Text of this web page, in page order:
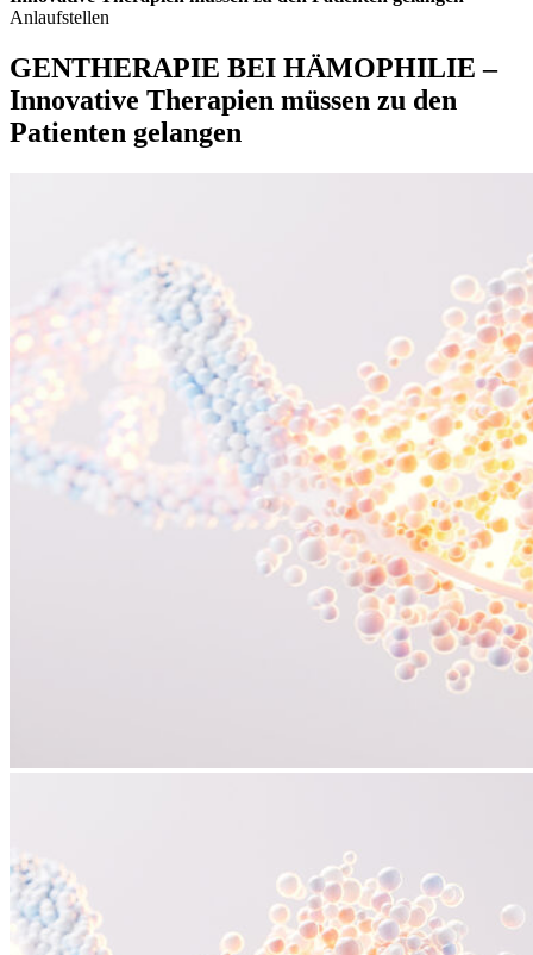
Anlaufstellen
GENTHERAPIE BEI HÄMOPHILIE –
Innovative Therapien müssen zu den
Patienten gelangen